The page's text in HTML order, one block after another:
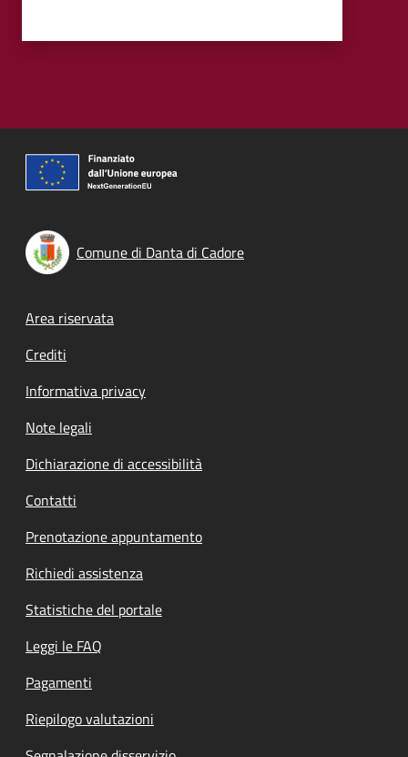
Comune di Danta di Cadore
Footer menu
Area riservata
Crediti
Informativa privacy
Note legali
Dichiarazione di accessibilità
Contatti
Prenotazione appuntamento
Richiedi assistenza
Statistiche del portale
Leggi le FAQ
Pagamenti
Riepilogo valutazioni